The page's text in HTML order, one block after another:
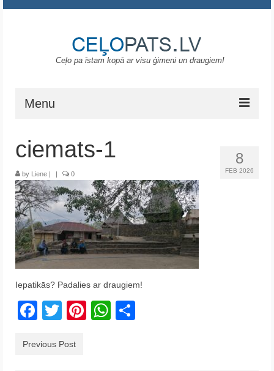
Ceļo pa īstam kopā ar visu ģimeni un draugiem!
Menu
Portugāle
ASV
Melnkalne
Grieķija
Krēta
Francija
8
FEB 2026
ciemats-1
by Liene | | 0
Iepatikās? Padalies ar draugiem!
Facebook
TwitterPinterest
WhatsApp
Previous Post